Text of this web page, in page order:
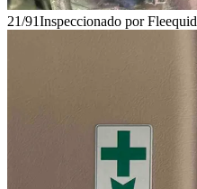
21/91Inspeccionado por Fleequid